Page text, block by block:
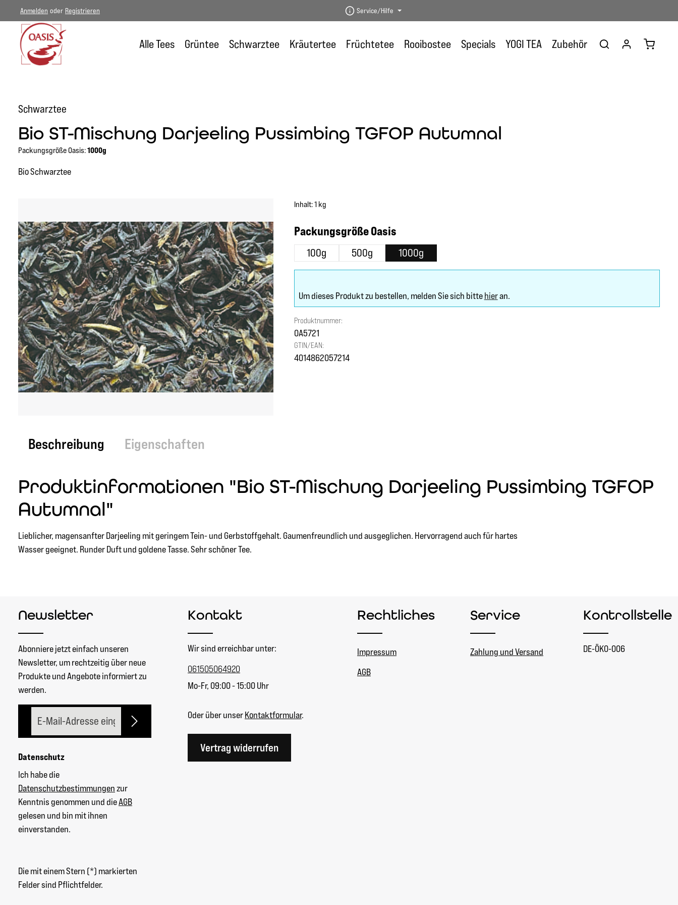
Hauptinhalt springen
Zur Hauptnavigation springen
Anmelden oder Registrieren Service/Hilfe
Alle Tees Grüntee Schwarztee Kräutertee Früchtetee Rooibostee Specials YOGI TEA Zubehör
Schwarztee
Bio ST-Mischung Darjeeling Pussimbing TGFOP Autumnal
Packungsgröße Oasis:1000g
Bio Schwarztee
Inhalt:1 kg
Packungsgröße Oasisauswählen
100g 500g 1000g
Um dieses Produkt zu bestellen, melden Sie sich bittehieran.
Produktnummer:
OA5721
GTIN/EAN:
4014862057214
Beschreibung Eigenschaften
Produktinformationen "Bio ST-Mischung Darjeeling Pussimbing TGFOP
Autumnal"
Lieblicher, magensanfter Darjeeling mit geringem Tein- und Gerbstoffgehalt. Gaumenfreundlich und ausgeglichen. Hervorragend auch für hartes
Wasser geeignet. Runder Duft und goldene Tasse. Sehr schöner Tee.
Newsletter
Abonniere jetzt einfach unseren
Newsletter, um rechtzeitig über neue
Produkte und Angebote informiert zu
werden.
Datenschutz
Ich habe die
Datenschutzbestimmungenzur
Kenntnis genommen und dieAGB
gelesen und bin mit ihnen
einverstanden.
Die mit einem Stern (*) markierten
Felder sind Pflichtfelder.
Kontakt
Wir sind erreichbar unter:
061505064920
Mo-Fr, 09:00 - 15:00 Uhr
Oder über unserKontaktformular.
Vertrag widerrufen
Rechtliches
Impressum
AGB
Service
Zahlung und Versand
Kontrollstelle
DE-ÖKO-006